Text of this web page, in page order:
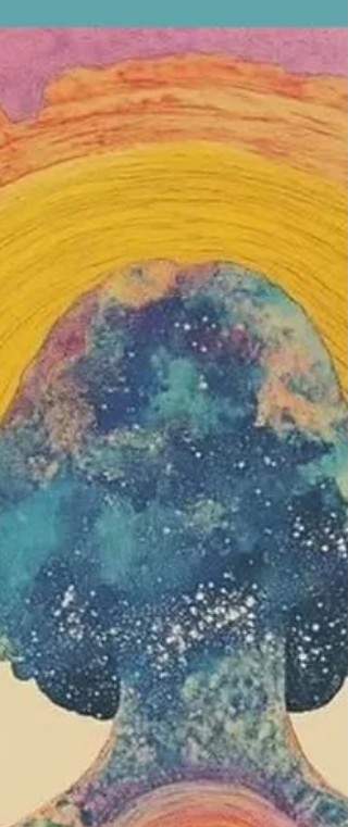
y elegir en cuál estado permanecer. Todo es
energía manifestandose a cada instante. La
alquimia emocional es el arte de trabajar
activamente con los elementos que la vida pone
ante nosotros, con una actitud de búsqueda
evolutiva espiritual, que nos libere de la
reactividad circunstancial para permitirnos
sentirnos en plenitud. Las circun